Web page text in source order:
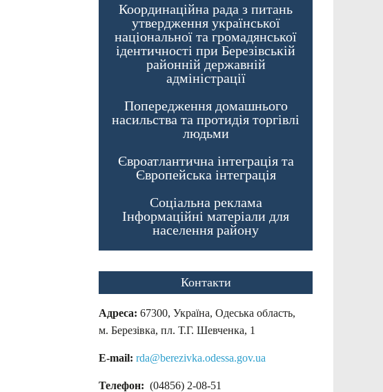
Координаційна рада з питань
утвердження української
національної та громадянської
ідентичності при Березівській
районній державній
адміністрації
Попередження домашнього
насильства та протидія торгівлі
людьми
Євроатлантична інтеграція та
Європейська інтеграція
Соціальна реклама
Інформаційні матеріали для
населення району
Контакти
Адреса: 67300, Україна, Одеська область,
м. Березівка, пл. Т.Г. Шевченка, 1
E-mail: rda@berezivka.odessa.gov.ua
Телефон: (04856) 2-08-51